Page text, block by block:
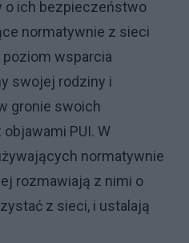
o ich bezpieczeństwo
normatywnie z sieci
wsparcia
swojej rodziny i
gronie swoich
PUI. W
normatywnie
rozmawiają z nimi o
z sieci, i ustalają